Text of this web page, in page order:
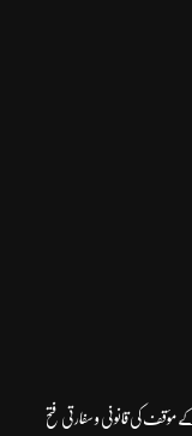
مؤقف کی قانونی و سفارتی فتح